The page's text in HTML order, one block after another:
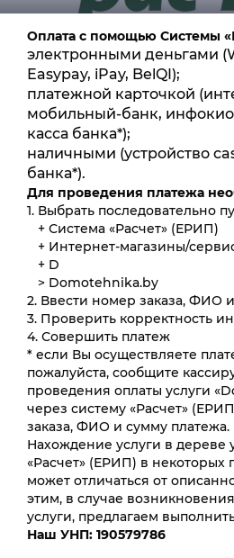
Оплата с помощью Системы
электронными деньгами
Easypay, iPay, BelQI);
платежной карточкой
мобильный-банк,
касса банка*);
наличными (устройство
банка*).
Для проведения платежа
1. Выбрать последовательно
+ Система «Расчет» (ЕРИП)
+ Интернет-магазины/
+ D
> Domotehnika.by
2. Ввести номер заказа, ФИО
3. Проверить корректность
4. Совершить платеж
* если Вы осуществляете
пожалуйста, сообщите
проведения оплаты услуги
через систему «Расчет»
заказа, ФИО и сумму платежа.
Нахождение услуги в дереве
«Расчет» (ЕРИП) в некоторых
может отличаться от
этим, в случае
услуги, предлагаем
Наш УНП: 190579786